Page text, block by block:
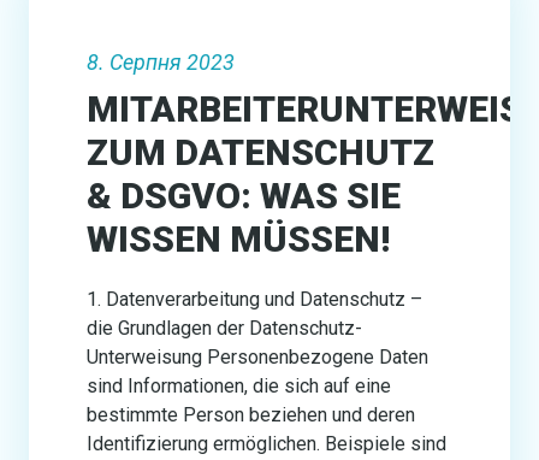
8. Серпня 2023
ZUM DATENSCHUTZ
& DSGVO: WAS SIE
WISSEN MÜSSEN!
1. Datenverarbeitung und Datenschutz –
die Grundlagen der Datenschutz-
Unterweisung Personenbezogene Daten
sind Informationen, die sich auf eine
bestimmte Person beziehen und deren
Identifizierung ermöglichen. Beispiele sind